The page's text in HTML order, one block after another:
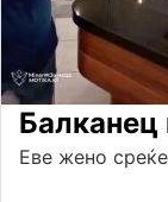
Балканец
Еве жено